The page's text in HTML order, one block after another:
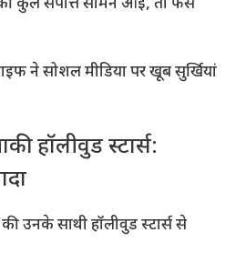
कुल संपत्ति सामने आई, तो फैंस
ने सोशल मीडिया पर खूब सुर्खियां
हॉलीवुड स्टार्स:
उनके साथी हॉलीवुड स्टार्स से